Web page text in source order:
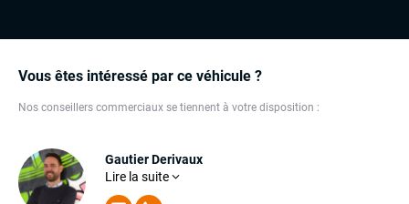
Vous êtes intéressé par ce véhicule ?
Nos conseillers commerciaux se tiennent à votre disposition :
Gautier Derivaux
Son expérience dans l'automobile fait de lui un
conseiller redoutable. Gautier mettra toutes ses
Lire la suite
Dynamic Select, Drive Select (sélection du mode de conduite)
Écran tactile
Ordinateur de bord
Téléphone Bluetooth